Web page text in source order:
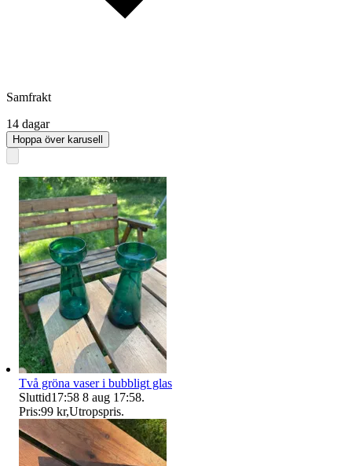
Samfrakt
14 dagar
Hoppa över karusell
Två gröna vaser i bubbligt glas
Sluttid17:58 8 aug 17:58.
Pris:99 kr,Utropspris.